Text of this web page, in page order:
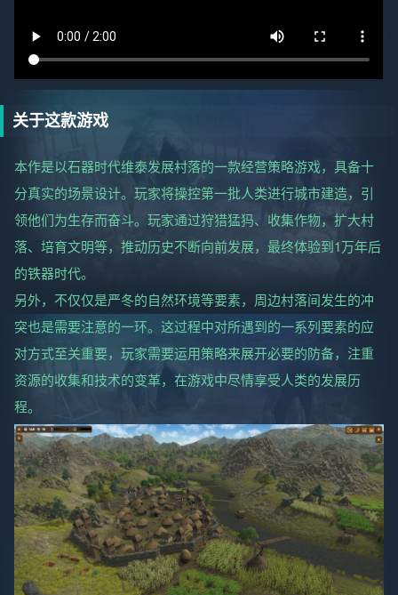
关于这款游戏
本作是以石器时代维泰发展村落的一款经营策略游戏，具备十
分真实的场景设计。玩家将操控第一批人类进行城市建造，引
领他们为生存而奋斗。玩家通过狩猎猛犸、收集作物，扩大村
落、培育文明等，推动历史不断向前发展，最终体验到1万年后
的铁器时代。
另外，不仅仅是严冬的自然环境等要素，周边村落间发生的冲
突也是需要注意的一环。这过程中对所遇到的一系列要素的应
对方式至关重要，玩家需要运用策略来展开必要的防备，注重
资源的收集和技术的变革，在游戏中尽情享受人类的发展历
程。